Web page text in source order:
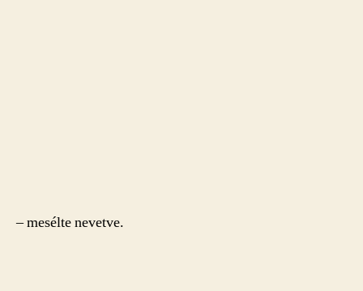
– mesélte nevetve.